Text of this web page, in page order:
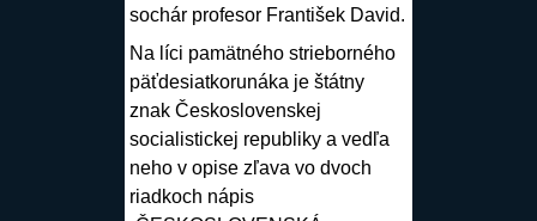
sochár profesor František David.
Na líci pamätného strieborného
päťdesiatkorunáka je štátny
znak Československej
socialistickej republiky a vedľa
neho v opise zľava vo dvoch
riadkoch nápis